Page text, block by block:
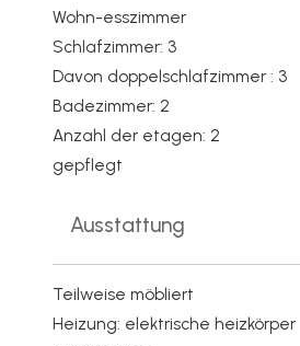
Wohn-esszimmer
Schlafzimmer: 3
Davon doppelschlafzimmer : 3
Badezimmer: 2
Anzahl der etagen: 2
gepflegt
Ausstattung
Teilweise möbliert
Heizung: elektrische heizkörper